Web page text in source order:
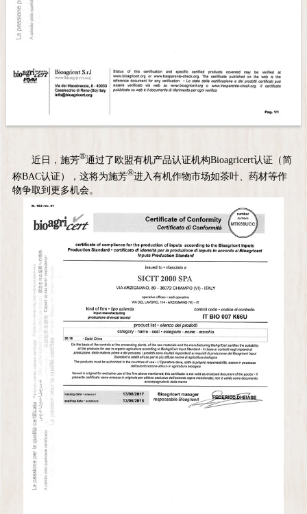
近日，施芳®通过了欧盟有机产品认证机构Bioagricert认证（简
称BAC认证），这将为施芳®进入有机作物市场如茶叶、药材等作
物争取到更多机会。